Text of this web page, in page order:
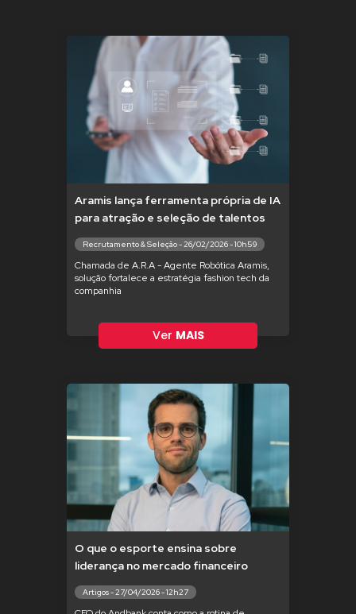
Aramis lança ferramenta própria de IA
para atração e seleção de talentos
Recrutamento & Seleção - 26/02/2026 - 10h59
Chamada de A.R.A - Agente Robótica Aramis,
solução fortalece a estratégia fashion tech da
companhia
Ver MAIS
O que o esporte ensina sobre
liderança no mercado financeiro
Artigos - 27/04/2026 - 12h27